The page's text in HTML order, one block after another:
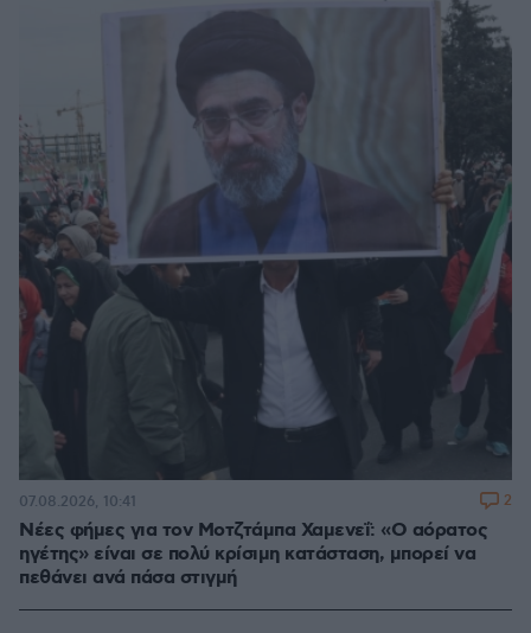
Νέες φήμες για τον Μοτζτάμπα Χαμενεΐ: «Ο αόρατος
ηγέτης» είναι σε πολύ κρίσιμη κατάσταση, μπορεί να
πεθάνει ανά πάσα στιγμή
07.08.2026, 10:41 2